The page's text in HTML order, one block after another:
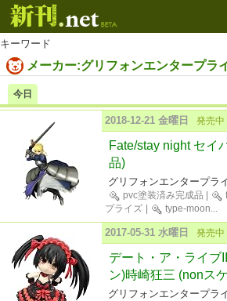
キーワード
メーカー:グリフォンエンタープラ
今日
2018-12-21 金曜日 発売中
Fate/stay night セイ
品)
グリフォンエンタープラ
pvc塗装済み完成品
プライズ
type-moon...
2017-05-31 水曜日 発売中
デート・ア・ライブ
ン)時崎狂三 (nonス
グリフォンエンタープラ